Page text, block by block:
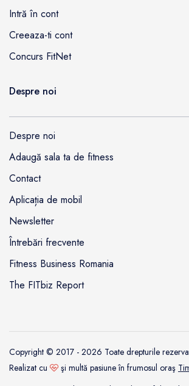
Intră în cont
Creeaza-ti cont
Concurs FitNet
Despre noi
Despre noi
Adaugă sala ta de fitness
Contact
Aplicația de mobil
Newsletter
Întrebări frecvente
Fitness Business Romania
The FITbiz Report
Copyright © 2017 - 2026 Toate drepturile
Realizat cu
şi multă pasiune în frumosul oraş